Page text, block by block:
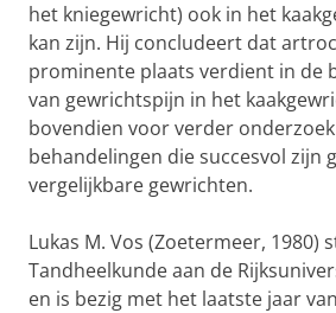
het kniegewricht) ook in het
kan zijn. Hij concludeert dat
prominente plaats verdient in de
van gewrichtspijn in het
bovendien voor verder
behandelingen die succesvol zijn
vergelijkbare gewrichten.
Lukas M. Vos (Zoetermeer, 1980)
Tandheelkunde aan de
en is bezig met het laatste jaar